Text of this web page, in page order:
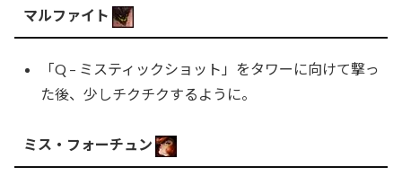
マルファイト
「Q – ミスティックショット」をタワーに向けて撃っ
た後、少しチクチクするように。
ミス・フォーチュン